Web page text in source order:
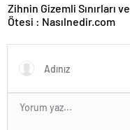
Zihnin Gizemli Sınırları ve
Ötesi : Nasılnedir.com